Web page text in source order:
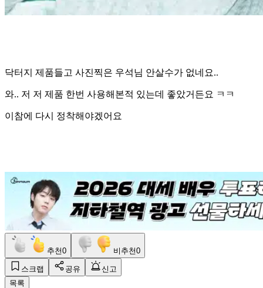
닥터지 제품들고 사진찍은 우석님 안살수가 없네요..
와.. 저 저 제품 한번 사용해본적 있는데 좋았거든요 ㅋㅋ
이참에 다시 정착해야겠어요
추천0 비추천0
스크랩 공유
신고
목록